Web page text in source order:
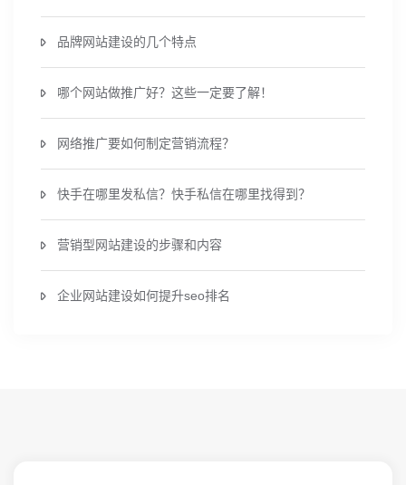
品牌网站建设的几个特点
哪个网站做推广好？这些一定要了解！
网络推广要如何制定营销流程？
快手在哪里发私信？快手私信在哪里找得到？
营销型网站建设的步骤和内容
企业网站建设如何提升seo排名